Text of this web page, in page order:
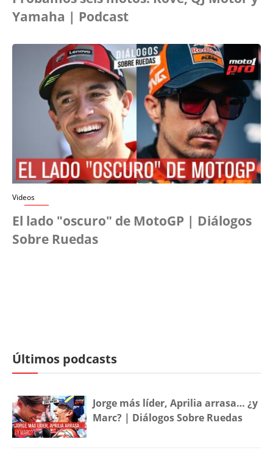
Yamaha | Podcast
Videos
El lado "oscuro" de MotoGP | Diálogos
Sobre Ruedas
Últimos podcasts
Jorge más líder, Aprilia arrasa… ¿y
Marc? | Diálogos Sobre Ruedas